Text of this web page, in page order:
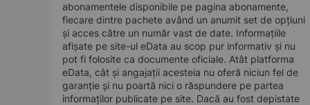
abonamentele disponibile pe pagina abonamente,
fiecare dintre pachete având un anumit set de opțiuni
și acces către un număr vast de date. Informațiile
afișate pe site-ul eData au scop pur informativ și nu
pot fi folosite ca documente oficiale. Atât platforma
eData, cât și angajații acesteia nu oferă niciun fel de
garanție și nu poartă nici o răspundere pe partea
informaților publicate pe site. Dacă au fost depistate